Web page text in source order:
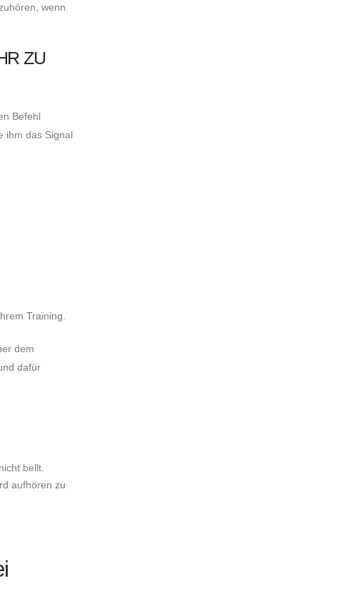
wenn
ZU
Befehl
ihm das Signal
Training.
dem
dafür
bellt.
aufhören zu